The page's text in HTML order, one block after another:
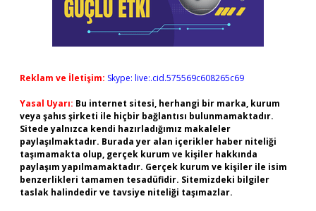
Reklam ve İletişim: Skype: live:.cid.575569c608265c69
Yasal Uyarı: Bu internet sitesi, herhangi bir marka, kurum
veya şahıs şirketi ile hiçbir bağlantısı bulunmamaktadır.
Sitede yalnızca kendi hazırladığımız makaleler
paylaşılmaktadır. Burada yer alan içerikler haber niteliği
taşımamakta olup, gerçek kurum ve kişiler hakkında
paylaşım yapılmamaktadır. Gerçek kurum ve kişiler ile isim
benzerlikleri tamamen tesadüfidir. Sitemizdeki bilgiler
taslak halindedir ve tavsiye niteliği taşımazlar.